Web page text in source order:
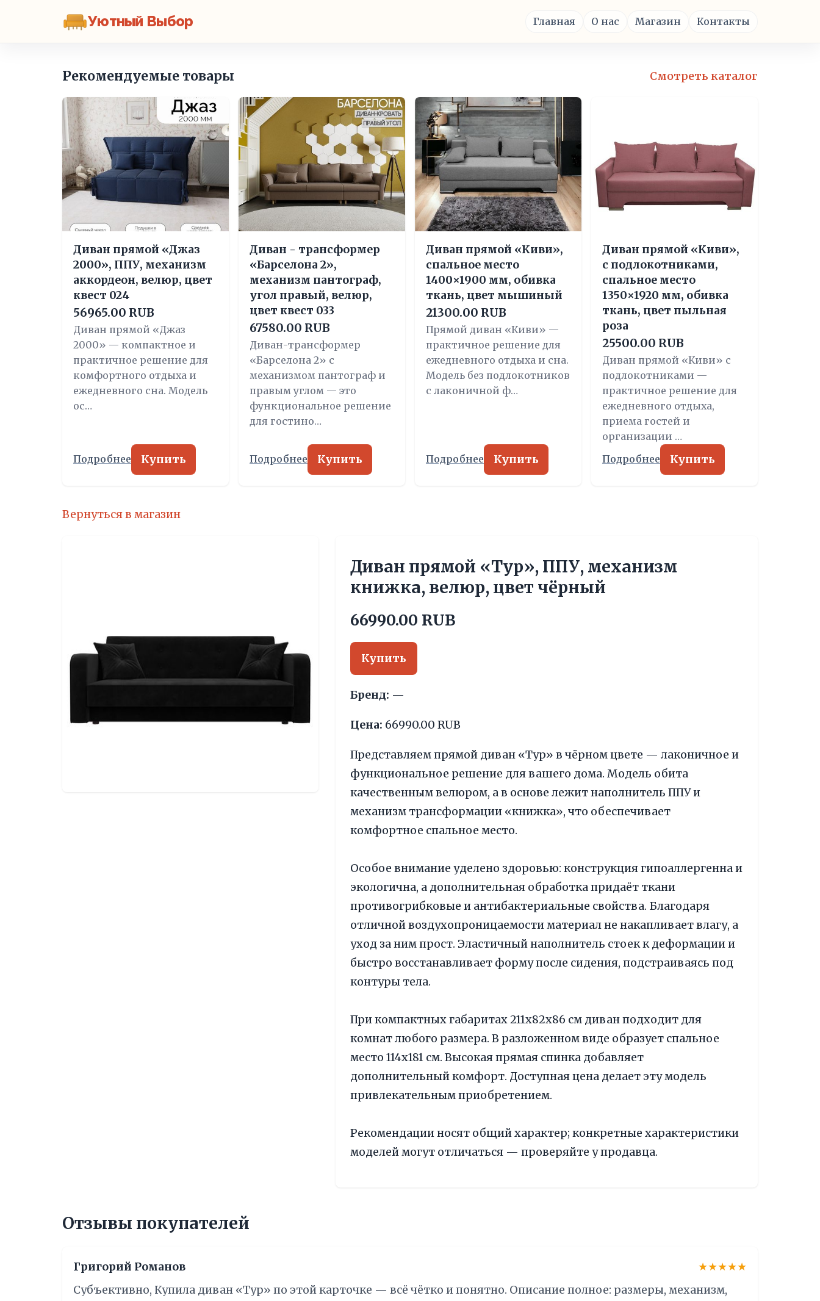
Уютный Выбор Главная О нас Магазин Контакты
Рекомендуемые товары Смотреть каталог
Диван прямой «Джаз
2000», ППУ, механизм
аккордеон, велюр, цвет
квест 024
56965.00 RUB
Диван прямой «Джаз
2000» — компактное и
практичное решение для
комфортного отдыха и
ежедневного сна. Модель
ос…
Подробнее Купить
Диван - трансформер
«Барселона 2»,
механизм пантограф,
угол правый, велюр,
цвет квест 033
67580.00 RUB
Диван-трансформер
«Барселона 2» с
механизмом пантограф и
правым углом — это
функциональное решение
для гостино…
Подробнее Купить
Диван прямой «Киви»,
спальное место
1400×1900 мм, обивка
ткань, цвет мышиный
21300.00 RUB
Прямой диван «Киви» —
практичное решение для
ежедневного отдыха и сна.
Модель без подлокотников
с лаконичной ф…
Подробнее Купить
Диван прямой «Киви»,
с подлокотниками,
спальное место
1350×1920 мм, обивка
ткань, цвет пыльная
роза
25500.00 RUB
Диван прямой «Киви» с
подлокотниками —
практичное решение для
ежедневного отдыха,
приема гостей и
организации …
Подробнее Купить
Вернуться в магазин
Диван прямой «Тур», ППУ, механизм
книжка, велюр, цвет чёрный
66990.00 RUB
Купить
Бренд: —
Цена: 66990.00 RUB
Представляем прямой диван «Тур» в чёрном цвете — лаконичное и
функциональное решение для вашего дома. Модель обита
качественным велюром, а в основе лежит наполнитель ППУ и
механизм трансформации «книжка», что обеспечивает
комфортное спальное место.
Особое внимание уделено здоровью: конструкция гипоаллергенна и
экологична, а дополнительная обработка придаёт ткани
противогрибковые и антибактериальные свойства. Благодаря
отличной воздухопроницаемости материал не накапливает влагу, а
уход за ним прост. Эластичный наполнитель стоек к деформации и
быстро восстанавливает форму после сидения, подстраиваясь под
контуры тела.
При компактных габаритах 211х82х86 см диван подходит для
комнат любого размера. В разложенном виде образует спальное
место 114x181 см. Высокая прямая спинка добавляет
дополнительный комфорт. Доступная цена делает эту модель
привлекательным приобретением.
Рекомендации носят общий характер; конкретные характеристики
моделей могут отличаться — проверяйте у продавца.
Отзывы покупателей
Григорий Романов
★★★★★
Субъективно, Купила диван «Тур» по этой карточке — всё чётко и понятно. Описание полное: размеры, механизм,